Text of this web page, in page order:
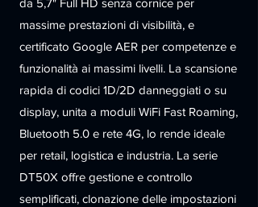
da 5,7" Full HD senza cornice per
massime prestazioni di visibilità, e
certificato Google AER per competenze e
funzionalità ai massimi livelli. La scansione
rapida di codici 1D/2D danneggiati o su
display, unita a moduli WiFi Fast Roaming,
Bluetooth 5.0 e rete 4G, lo rende ideale
per retail, logistica e industria. La serie
DT50X offre gestione e controllo
semplificati, clonazione delle impostazioni